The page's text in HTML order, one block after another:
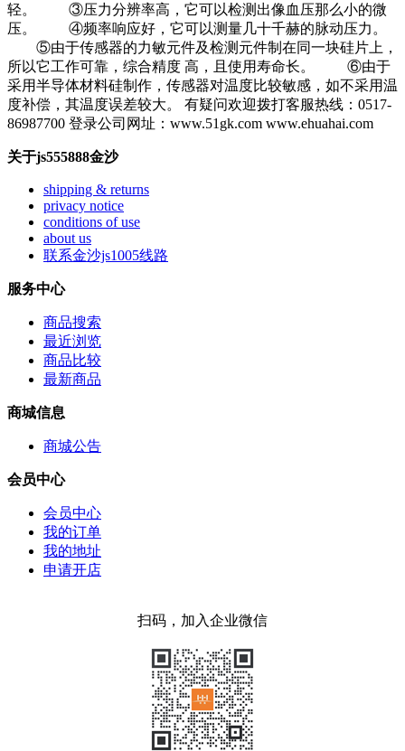
轻。 ③压力分辨率高，它可以检测出像血压那么小的微
压。 ④频率响应好，它可以测量几十千赫的脉动压力。
⑤由于传感器的力敏元件及检测元件制在同一块硅片上，
所以它工作可靠，综合精度 高，且使用寿命长。 ⑥由于
采用半导体材料硅制作，传感器对温度比较敏感，如不采用温
度补偿，其温度误差较大。 有疑问欢迎拨打客服热线：0517-
86987700 登录公司网址：www.51gk.com www.ehuahai.com
关于js555888金沙
shipping & returns
privacy notice
conditions of use
about us
联系金沙js1005线路
服务中心
商品搜索
最近浏览
商品比较
最新商品
商城信息
商城公告
会员中心
会员中心
我的订单
我的地址
申请开店
扫码，加入企业微信